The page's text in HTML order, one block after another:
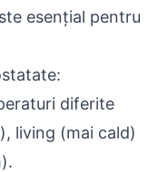
esențial pentru
diferite
living (mai cald)